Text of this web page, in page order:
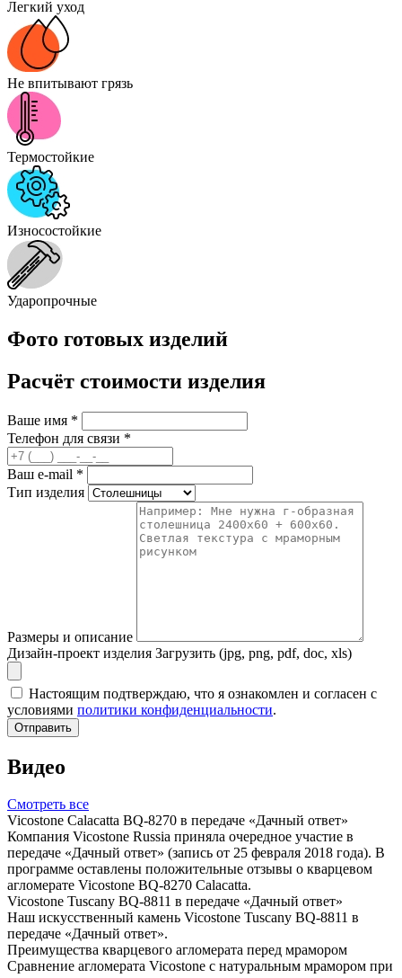
Легкий уход
Не впитывают грязь
Термостойкие
Износостойкие
Ударопрочные
Фото готовых изделий
Расчёт стоимости изделия
Ваше имя *
Телефон для связи *
Ваш e-mail *
Тип изделия
Размеры и описание
Дизайн-проект изделия Загрузить (jpg, png, pdf, doc, xls)
Настоящим подтверждаю, что я ознакомлен и согласен с
условиями политики конфиденциальности.
Отправить
Видео
Смотреть все
Vicostone Calacatta BQ-8270 в передаче «Дачный ответ»
Компания Vicostone Russia приняла очередное участие в
передаче «Дачный ответ» (запись от 25 февраля 2018 года). В
программе оставлены положительные отзывы о кварцевом
агломерате Vicostone BQ-8270 Calacatta.
Vicostone Tuscany BQ-8811 в передаче «Дачный ответ»
Наш искусственный камень Vicostone Tuscany BQ-8811 в
передаче «Дачный ответ».
Преимущества кварцевого агломерата перед мрамором
Сравнение агломерата Vicostone с натуральным мрамором при